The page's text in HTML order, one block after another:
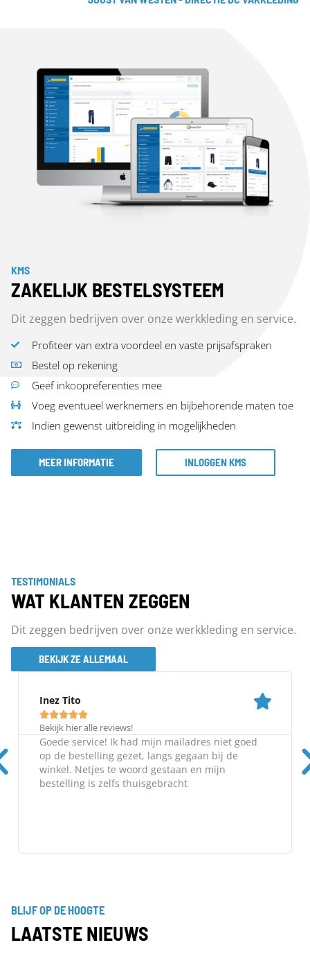
KMS
ZAKELIJK BESTELSYSTEEM
Dit zeggen bedrijven over onze werkkleding en service.
Profiteer van extra voordeel en vaste prijsafspraken
Bestel op rekening
Geef inkoopreferenties mee
Voeg eventueel werknemers en bijbehorende maten toe
Indien gewenst uitbreiding in mogelijkheden
MEER INFORMATIE INLOGGEN KMS
TESTIMONIALS
WAT KLANTEN ZEGGEN
Dit zeggen bedrijven over onze werkkleding en service.
BEKIJK ZE ALLEMAAL
Inez Tito

Bekijk hier alle reviews!
Goede service! Ik had mijn mailadres niet goed
op de bestelling gezet, langs gegaan bij de
winkel. Netjes te woord gestaan en mijn
bestelling is zelfs thuisgebracht
BLIJF OP DE HOOGTE
LAATSTE NIEUWS